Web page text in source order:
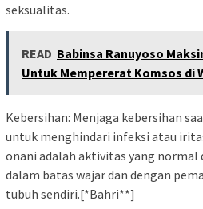
seksualitas.
READ Babinsa Ranuyoso
Untuk Mempererat Komsos di
Kebersihan: Menjaga kebersihan
untuk menghindari infeksi atau
onani adalah aktivitas yang normal
dalam batas wajar dan dengan
tubuh sendiri.[*Bahri**]